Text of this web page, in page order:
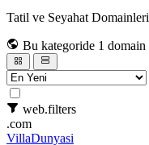
Tatil ve Seyahat Domainleri
Bu kategoride 1 domain
web.filters
.com
VillaDunyasi